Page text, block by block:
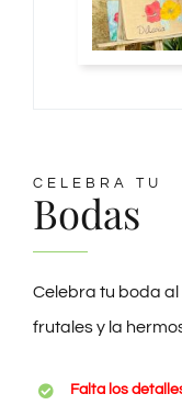
CELEBRA TU
Bodas
Celebra tu boda al
frutales y la
Falta los